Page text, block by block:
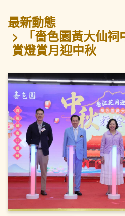
最新動態
「嗇色園黃大仙
賞燈賞月迎中秋
上一頁